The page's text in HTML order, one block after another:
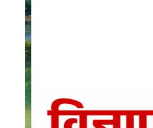
Gallery
राजनीति
Contacts
इतिहास \ साहित्य
शिक्षा\रोजगार